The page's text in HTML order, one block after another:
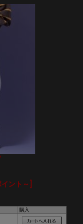
ント～]
購入